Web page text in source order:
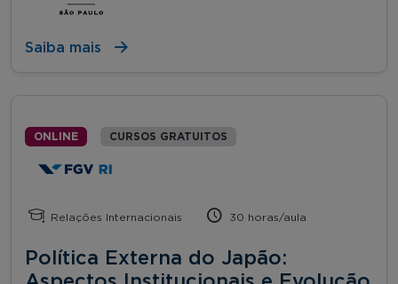
Saiba mais
ONLINE CURSOS GRATUITOS
Relações Internacionais 30 horas/aula
Política Externa do Japão: